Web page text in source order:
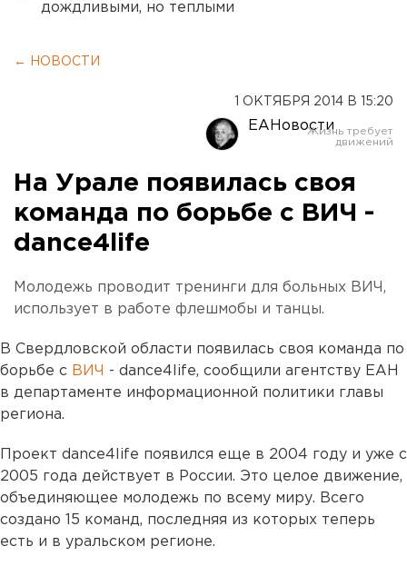
дождливыми, но теплыми
← НОВОСТИ
1 ОКТЯБРЯ 2014 В 15:20
ЕАНовости
На Урале появилась своя
команда по борьбе с ВИЧ -
dance4life
Молодежь проводит тренинги для больных ВИЧ,
использует в работе флешмобы и танцы.
В Свердловской области появилась своя команда по
борьбе с ВИЧ - dance4life, сообщили агентству ЕАН
в департаменте информационной политики главы
региона.
Проект dance4life появился еще в 2004 году и уже с
2005 года действует в России. Это целое движение,
объединяющее молодежь по всему миру. Всего
создано 15 команд, последняя из которых теперь
есть и в уральском регионе.